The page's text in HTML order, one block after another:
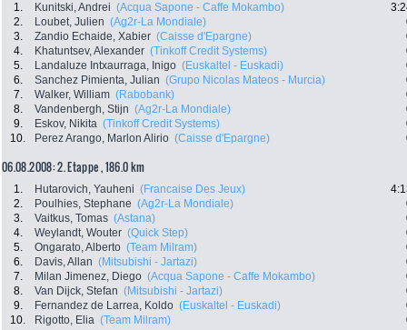
1. Kunitski, Andrei (Acqua Sapone - Caffe Mokambo)
2.
Loubet, Julien (Ag2r-La Mondiale)
3.
Zandio Echaide, Xabier (Caisse d'Epargne)
4.
Khatuntsev, Alexander (Tinkoff Credit Systems)
5.
Landaluze Intxaurraga, Inigo (Euskaltel - Euskadi)
6.
Sanchez Pimienta, Julian (Grupo Nicolas Mateos - Murcia)
7.
Walker, William (Rabobank)
8.
Vandenbergh, Stijn (Ag2r-La Mondiale)
9.
Eskov, Nikita (Tinkoff Credit Systems)
10.
Perez Arango, Marlon Alirio (Caisse d'Epargne)
06.08.2008: 2. Etappe , 186.0 km
1. Hutarovich, Yauheni (Francaise Des Jeux)
2.
Poulhies, Stephane (Ag2r-La Mondiale)
3.
Vaitkus, Tomas (Astana)
4.
Weylandt, Wouter (Quick Step)
5.
Ongarato, Alberto (Team Milram)
6.
Davis, Allan (Mitsubishi - Jartazi)
7.
Milan Jimenez, Diego (Acqua Sapone - Caffe Mokambo)
8.
Van Dijck, Stefan (Mitsubishi - Jartazi)
9.
Fernandez de Larrea, Koldo (Euskaltel - Euskadi)
10.
Rigotto, Elia (Team Milram)